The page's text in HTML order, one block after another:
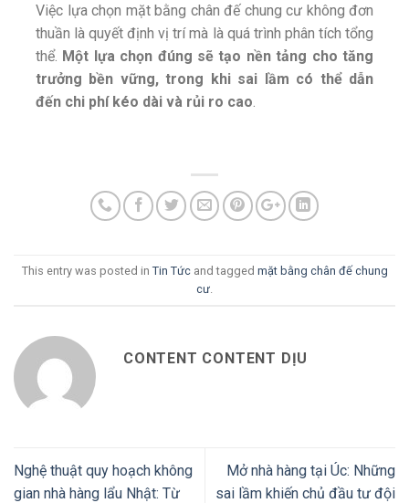
Việc lựa chọn mặt bằng chân đế chung cư không đơn
thuần là quyết định vị trí mà là quá trình phân tích tổng
thể. Một lựa chọn đúng sẽ tạo nền tảng cho tăng
trưởng bền vững, trong khi sai lầm có thể dẫn
đến chi phí kéo dài và rủi ro cao
This entry was posted in Tin Tứcand tagged mặt bằng chân đế chung
cư
CONTENT CONTENT DỊU
Nghệ thuật quy hoạch không
gian nhà hàng lẩu Nhật: Từ
Mở nhà hàng tại Úc: Những
sai lầm khiến chủ đầu tư đội